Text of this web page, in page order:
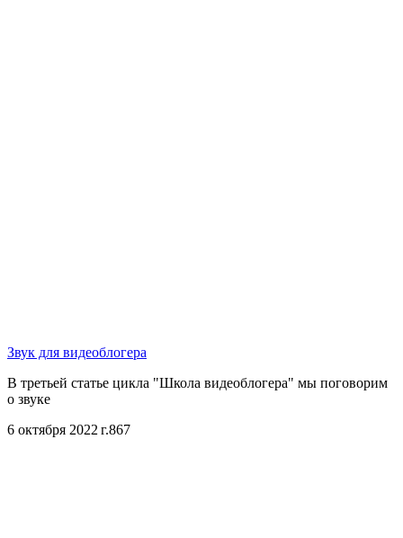
Звук для видеоблогера
В третьей статье цикла "Школа видеоблогера" мы поговорим
о звуке
6 октября 2022 г.867